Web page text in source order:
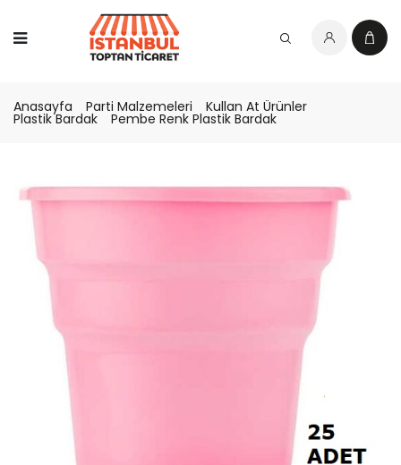
Anasayfa Parti Malzemeleri Kullan At Ürünler
Plastik Bardak Pembe Renk Plastik Bardak